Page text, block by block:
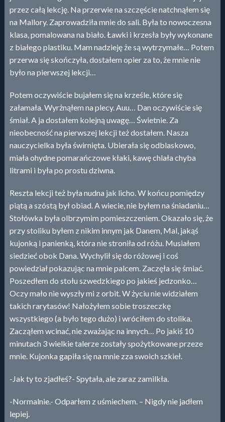
przez całą lekcję. Na przerwie na szczęście natchnąłem się
na Mallory. Zaprowadziła mnie do sali. Była to nowoczesna
klasa, pomalowana na biało. Ławki i krzesła były wykonane
z białego plastiku. Mam nadzieję że są wytrzymałe… Potem
przerwa się skończyła, dostałem opier za to, że mnie nie
było na pierwszej lekcji…
Potem oczywiście bujałem się na krześle, które się
załamała. Wyrżnąłem na plecy. Auu… Dan oczywiście się
śmiał. A ja dostałem kolejną uwagę… Świetnie. Za
nieobecność na pierwszej lekcji też dostałem. Nasza
nauczycielka była świrnięta. Ubierała się odblaskowo,
miała ohydne pomarańczowe kłaki, kawę chlała chyba
litrami i była po prostu dziwna.
Reszta lekcji też była nudna jak licho. W końcu pomiędzy
piątą a szóstą był obiad. A wiecie, nie byłem na śniadaniu…
Stołówka była olbrzymim pomieszczeniem. Okazało się, że
przy stoliku byłem z nikim innym jak Danem, Mal, jakąś
kujonką i panienką, która nie stroniła od różu. Musiałem
siedzieć obok Dana. Wychylił się do różowej i coś
powiedział pokazując na mnie palcem. Zaczęła się śmiać.
Poszedłem do stołu szwedzkiego po jakieś jedzonko…
Oczy mało nie wyszły mi z orbit. W życiu nie widziałem
takich rarytasów! Nałożyłem sobie troszeczkę
wszystkiego (a było tego dużo) i wróciłem do stolika.
Zacząłem wcinać, nie zważając na innych… Po jakiś 10
minutach 3 wielkie talerze zostały spożytkowane przeze
mnie. Kujonka gapiła się na mnie zza swoich szkieł.
-Jak ty to zjadłeś?- Spytała, ale zaraz zamilkła.
-Normalnie.- Odparłem z uśmiechem. – Nigdy nie jadłem
lepiej.